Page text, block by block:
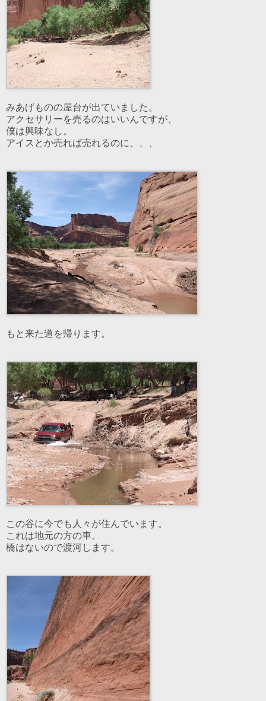
みあげものの屋台が出ていました。
アクセサリーを売るのはいいんですが、
僕は興味なし。
アイスとか売れば売れるのに、、、
もと来た道を帰ります。
この谷に今でも人々が住んでいます。
これは地元の方の車。
橋はないので渡河します。